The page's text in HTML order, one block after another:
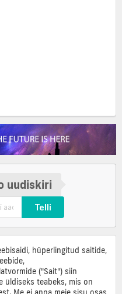
uudiskiri
Telli
hüperlingitud saitide,
("Sait") siin
üldiseks teabeks, mis on